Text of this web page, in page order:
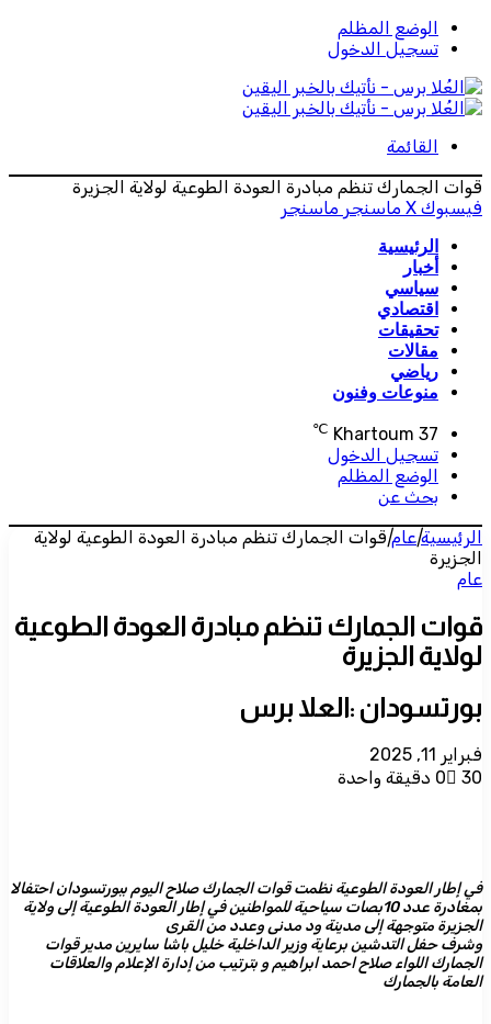
الوضع المظلم
تسجيل الدخول
القائمة
قوات الجمارك تنظم مبادرة العودة الطوعية لولاية الجزيرة
فيسبوك ‫X ماسنجر ماسنجر
الرئيسية
أخبار
سياسي
اقتصادي
تحقيقات
مقالات
رياضي
منوعات وفنون
Khartoum 37
℃
تسجيل الدخول
الوضع المظلم
بحث عن
الرئيسية|عام|قوات الجمارك تنظم مبادرة العودة الطوعية لولاية
الجزيرة
عام
قوات الجمارك تنظم مبادرة العودة الطوعية
لولاية الجزيرة
بورتسودان :العلا برس
فبراير 11, 2025
0
30 دقيقة واحدة
في إطار العودة الطوعية نظمت قوات الجمارك صلاح اليوم ببورتسودان احتفالا
بمغادرة عدد 10بصات سياحية للمواطنين في إطار العودة الطوعية إلى ولاية
الجزيرة متوجهة إلى مدينة ود مدنى وعدد من القرى
وشرف حفل التدشين برعاية وزير الداخلية خليل باشا سايرين مدير قوات
الجمارك اللواء صلاح احمد ابراهيم و بترتيب من إدارة الإعلام والعلاقات
العامة بالجمارك